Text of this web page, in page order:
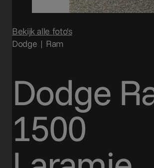
Bekijk alle foto's
Dodge | Ram
Dodge
1500